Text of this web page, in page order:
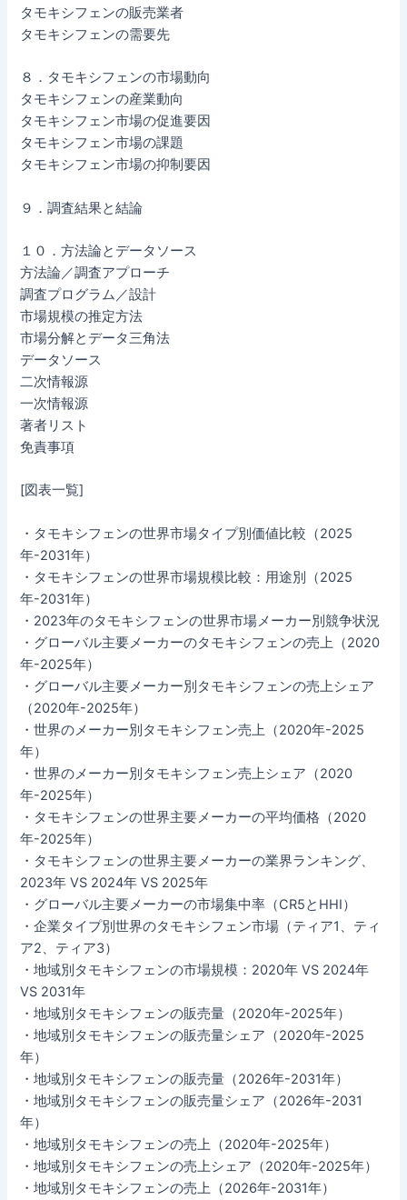
タモキシフェンの販売業者
タモキシフェンの需要先
８．タモキシフェンの市場動向
タモキシフェンの産業動向
タモキシフェン市場の促進要因
タモキシフェン市場の課題
タモキシフェン市場の抑制要因
９．調査結果と結論
１０．方法論とデータソース
方法論／調査アプローチ
調査プログラム／設計
市場規模の推定方法
市場分解とデータ三角法
データソース
二次情報源
一次情報源
著者リスト
免責事項
[図表一覧]
・タモキシフェンの世界市場タイプ別価値比較（2025
年-2031年）
・タモキシフェンの世界市場規模比較：用途別（2025
年-2031年）
・2023年のタモキシフェンの世界市場メーカー別競争状況
・グローバル主要メーカーのタモキシフェンの売上（2020
年-2025年）
・グローバル主要メーカー別タモキシフェンの売上シェア
（2020年-2025年）
・世界のメーカー別タモキシフェン売上（2020年-2025
年）
・世界のメーカー別タモキシフェン売上シェア（2020
年-2025年）
・タモキシフェンの世界主要メーカーの平均価格（2020
年-2025年）
・タモキシフェンの世界主要メーカーの業界ランキング、
2023年 VS 2024年 VS 2025年
・グローバル主要メーカーの市場集中率（CR5とHHI）
・企業タイプ別世界のタモキシフェン市場（ティア1、ティ
ア2、ティア3）
・地域別タモキシフェンの市場規模：2020年 VS 2024年
VS 2031年
・地域別タモキシフェンの販売量（2020年-2025年）
・地域別タモキシフェンの販売量シェア（2020年-2025
年）
・地域別タモキシフェンの販売量（2026年-2031年）
・地域別タモキシフェンの販売量シェア（2026年-2031
年）
・地域別タモキシフェンの売上（2020年-2025年）
・地域別タモキシフェンの売上シェア（2020年-2025年）
・地域別タモキシフェンの売上（2026年-2031年）